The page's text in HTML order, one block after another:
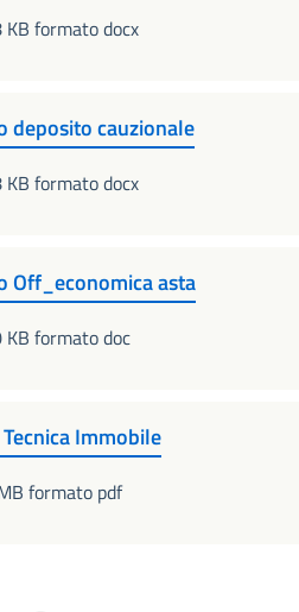
formato docx
deposito cauzionale
formato docx
Off_economica asta
formato doc
Immobile
formato pdf